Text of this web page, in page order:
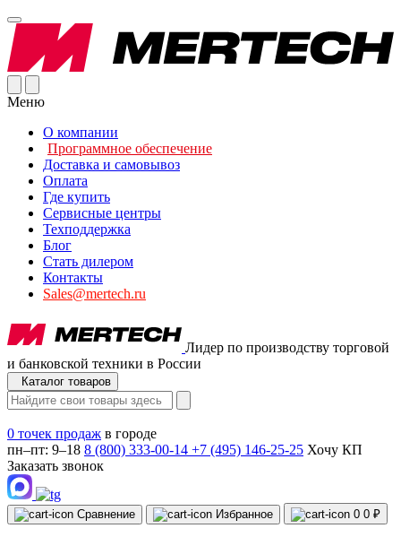
Меню
О компании
Программное обеспечение
Доставка и самовывоз
Оплата
Где купить
Сервисные центры
Техподдержка
Блог
Стать дилером
Контакты
Sales@mertech.ru
Лидер по производству торговой
и банковской техники в России
Каталог товаров
0 точек продаж в городе
пн–пт: 9–18 8 (800) 333-00-14 +7 (495) 146-25-25 Хочу КП
Заказать звонок
Сравнение Избранное 0 0 ₽